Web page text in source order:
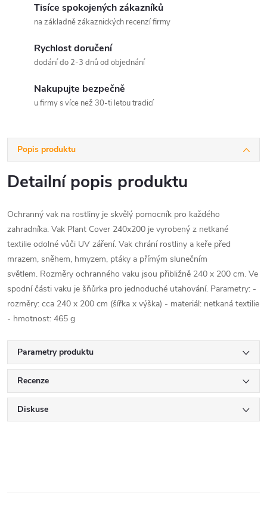
Tisíce spokojených zákazníků
na základně zákaznických recenzí firmy
Rychlost doručení
dodání do 2-3 dnů od objednání
Nakupujte bezpečně
u firmy s více než 30-ti letou tradicí
Popis produktu
Detailní popis produktu
Ochranný vak na rostliny je skvělý pomocník pro každého
zahradníka. Vak Plant Cover 240x200 je vyrobený z netkané
textilie odolné vůči UV záření. Vak chrání rostliny a keře před
mrazem, sněhem, hmyzem, ptáky a přímým slunečním
světlem. Rozměry ochranného vaku jsou přibližně 240 x 200 cm. Ve
spodní části vaku je šňůrka pro jednoduché utahování. Parametry: -
rozměry: cca 240 x 200 cm (šířka x výška) - materiál: netkaná textilie
- hmotnost: 465 g
Parametry produktu
Recenze
Diskuse